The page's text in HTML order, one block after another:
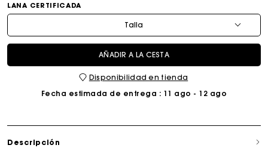
LANA CERTIFICADA
Talla
AÑADIR A LA CESTA
Disponibilidad en tienda
Fecha estimada de entrega : 11 ago - 12 ago
Descripción